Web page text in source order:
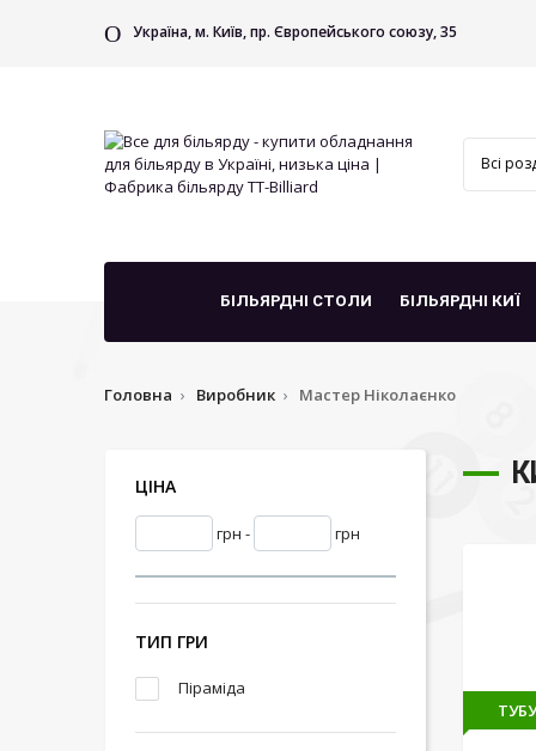
Україна, м. Київ, пр. Європейського союзу, 35
БІЛЬЯРДНІ СТОЛИ БІЛЬЯРДНІ КИЇ
Головна Виробник Мастер Ніколаєнко
ЦІНА
грн - грн
ТИП ГРИ
Піраміда